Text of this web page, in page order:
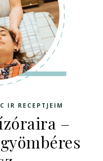
IR RECEPTJEIM
–